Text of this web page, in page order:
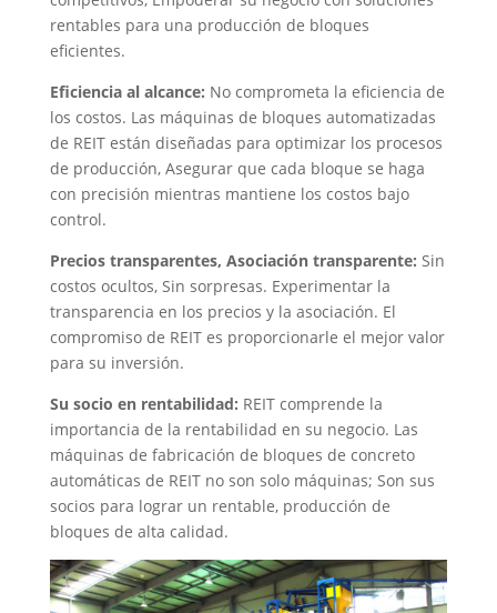
rentables para una producción de bloques
eficientes.
Eficiencia al alcance: No comprometa la eficiencia de
los costos. Las máquinas de bloques automatizadas
de REIT están diseñadas para optimizar los procesos
de producción, Asegurar que cada bloque se haga
con precisión mientras mantiene los costos bajo
control.
Precios transparentes, Asociación transparente: Sin
costos ocultos, Sin sorpresas. Experimentar la
transparencia en los precios y la asociación. El
compromiso de REIT es proporcionarle el mejor valor
para su inversión.
Su socio en rentabilidad: REIT comprende la
importancia de la rentabilidad en su negocio. Las
máquinas de fabricación de bloques de concreto
automáticas de REIT no son solo máquinas; Son sus
socios para lograr un rentable, producción de
bloques de alta calidad.